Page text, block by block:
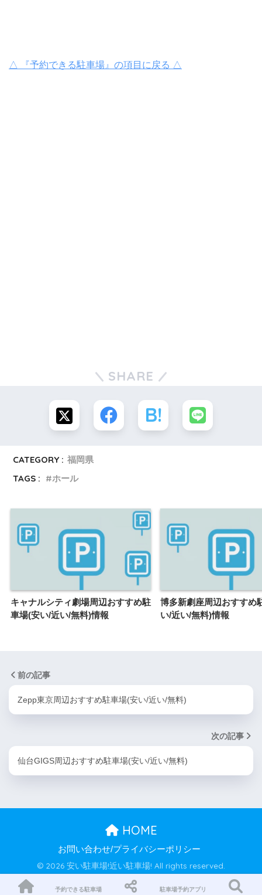
△ 『予約できる駐車場』の項目に戻る △
SHARE
CATEGORY : 福岡県
TAGS :
ホール
キャナルシティ劇場周辺おすすめ駐
車場(安い/近い/無料)情報
博多新劇座周辺おすすめ
い/近い/無料)情報
前の記事
Zepp東京周辺おすすめ駐車場(安い/近い/無料)
次の記事
仙台GIGS周辺おすすめ駐車場(安い/近い/無料)
HOME
お問い合わせ/プライバシーポリシー
© 2026 安い駐車場!近い駐車場! All rights reserved.
予約できる駐車場 駐車場予約アプリ